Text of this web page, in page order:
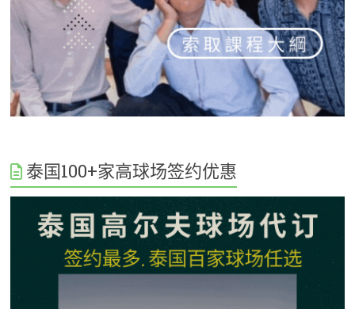
泰国100+家高球场签约优惠